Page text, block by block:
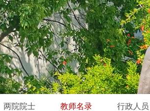
两院院士 教师名录 行政人员